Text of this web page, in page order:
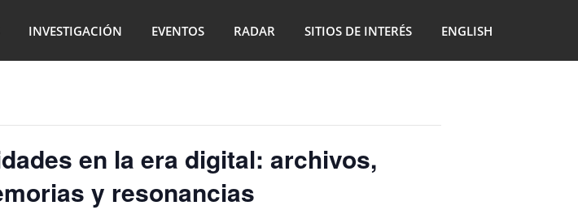
INVESTIGACIÓN EVENTOS RADAR SITIOS DE INTERÉS ENGLISH
en la era digital: archivos,
y resonancias